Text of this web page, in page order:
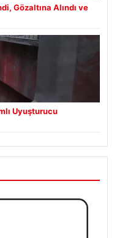
Gözaltına Alındı ve
Uyuşturucu